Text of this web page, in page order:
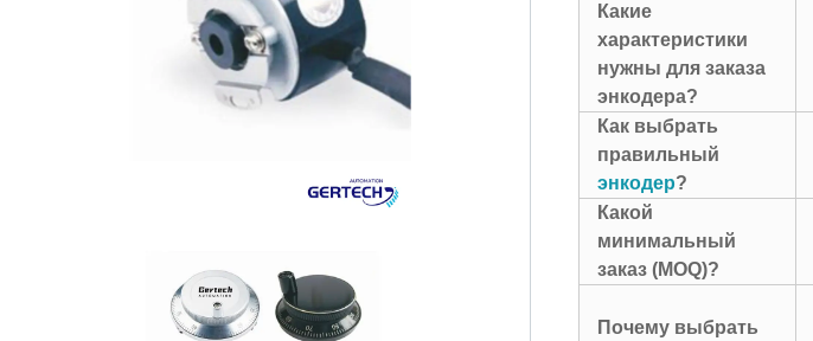
Какие
характеристики
нужны для заказа
энкодера?
Как выбрать
правильный
энкодер?
Какой
минимальный
заказ (MOQ)?
Почему выбрать